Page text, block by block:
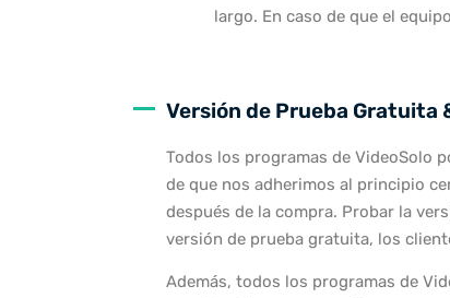
largo. En caso de que el
Versión de Prueba Gratuita
Todos los programas de VideoSolo
de que nos adherimos al principio
después de la compra. Probar la
versión de prueba gratuita, los
Además, todos los programas de